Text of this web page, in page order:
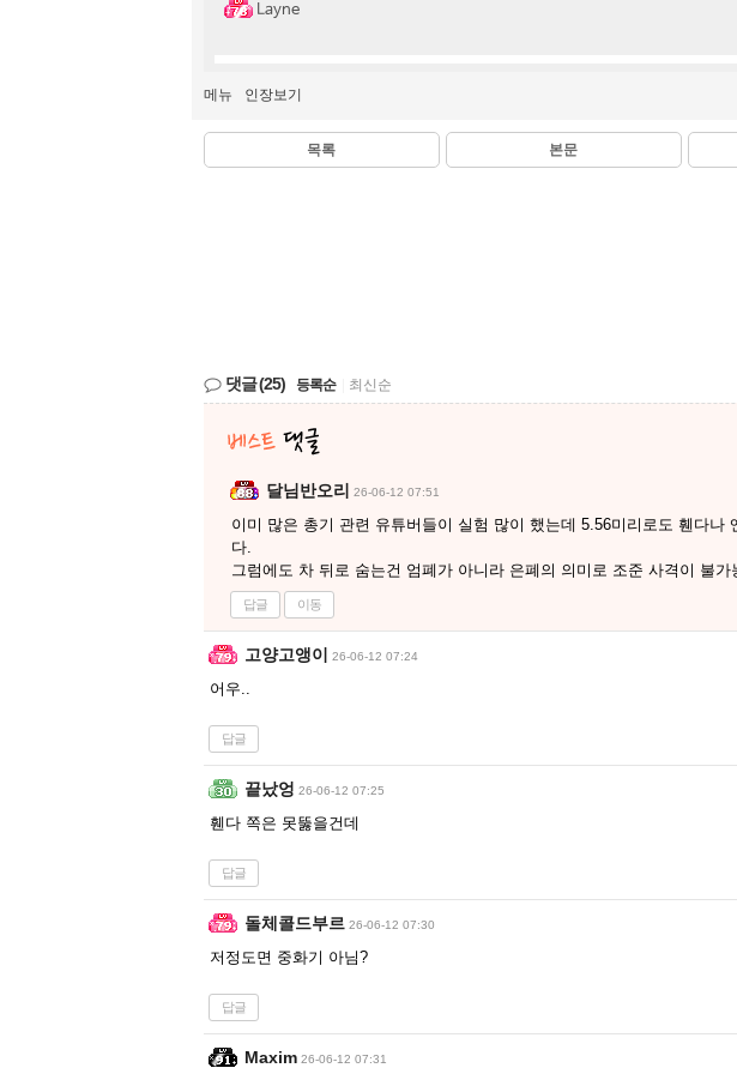
Layne
메뉴 인장보기
목록 본문
댓글(25) 등록순 최신순
달님반오리 26-06-12 07:51
이미 많은 총기 관련 유튜버들이 실험 많이 했는데 5.56미리로도 휀다
다.
그럼에도 차 뒤로 숨는건 엄폐가 아니라 은폐의 의미로 조준 사격이 불
답글 이동
고양고앵이 26-06-12 07:24
어우..
답글
끝났엉 26-06-12 07:25
휀다 쪽은 못뚫을건데
답글
돌체콜드부르 26-06-12 07:30
저정도면 중화기 아님?
답글
Maxim 26-06-12 07:31